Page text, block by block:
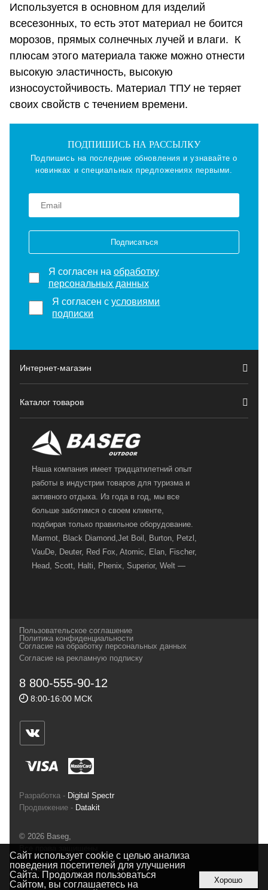
Используется в основном для изделий
всесезонных, то есть этот материал не боится
морозов, прямых солнечных лучей и влаги. К
плюсам этого материала также можно отнести
высокую эластичность, высокую
износоустойчивость. Материал ТПУ не теряет
своих свойств с течением времени.
ПОДПИШИСЬ НА РАССЫЛКУ
Подпишись на последние обновления и узнавайте о
новинках и специальных предложениях первыми.
Подписаться
Я согласен на обработку
персональных данных
Я согласен сусловиями
подписки
Интернет-магазин
Каталог товаров
Наша компания имеет тридцатилетний опыт
работы в индустрии товаров для туризма и
активного отдыха. Из года в год, мы все
больше заботимся о своем клиенте,
подбирая только правильное оборудование.
Marmot, Black Diamond,Jet Boil, Burton, Petzl,
VauDe, Deuter, Red Fox, Atomic, Elan, Fischer,
Head, Scott, Halti, Phenix, Superior, Welt —
и взыскательных путешественников,
спортсменов и отдыхающих.
Геннадьевич
ИНН 590300057023 ОГРН 304590319000121
ул.Советская, 25, магазин Басег.
Тел./факс (342) 2101242
Пользовательское соглашение
Политика конфиденциальности
Согласие на обработку персональных данных
Согласие на рекламную подписку
8 800-555-90-12
8:00-16:00 МСК
Разработка - Digital Spectr
Продвижение - Datakit
© 2026 Baseg,
Полная версия
Сайт использует cookie с целью анализа
поведения посетителей для улучшения
Сайта. Продолжая пользоваться
Сайтом, вы соглашаетесь на
Хорошо